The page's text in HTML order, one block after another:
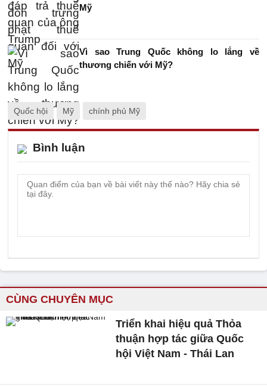
Mỹ
Vì sao Trung Quốc không lo lắng về
thương chiến với Mỹ?
Quốc hội Mỹ chính phủ Mỹ
Bình luận
CÙNG CHUYÊN MỤC
Triển khai hiệu quả Thỏa
thuận hợp tác giữa Quốc
hội Việt Nam - Thái Lan